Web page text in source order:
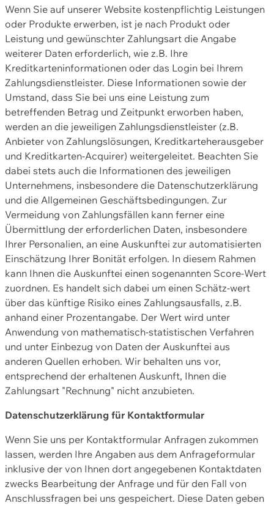
Wenn Sie auf unserer Website kostenpflichtig Leistungen
oder Produkte erwerben, ist je nach Produkt oder
Leistung und gewünschter Zahlungsart die Angabe
weiterer Daten erforderlich, wie z.B. Ihre
Kreditkarteninformationen oder das Login bei Ihrem
Zahlungsdienstleister. Diese Informationen sowie der
Umstand, dass Sie bei uns eine Leistung zum
betreffenden Betrag und Zeitpunkt erworben haben,
werden an die jeweiligen Zahlungsdienstleister (z.B.
Anbieter von Zahlungslösungen, Kreditkarteherausgeber
und Kreditkarten-Acquirer) weitergeleitet. Beachten Sie
dabei stets auch die Informationen des jeweiligen
Unternehmens, insbesondere die Datenschutzerklärung
und die Allgemeinen Geschäftsbedingungen. Zur
Vermeidung von Zahlungsfällen kann ferner eine
Übermittlung der erforderlichen Daten, insbesondere
Ihrer Personalien, an eine Auskunftei zur automatisierten
Einschätzung Ihrer Bonität erfolgen. In diesem Rahmen
kann Ihnen die Auskunftei einen sogenannten Score-Wert
zuordnen. Es handelt sich dabei um einen Schätz-wert
über das künftige Risiko eines Zahlungsausfalls, z.B.
anhand einer Prozentangabe. Der Wert wird unter
Anwendung von mathematisch-statistischen Verfahren
und unter Einbezug von Daten der Auskunftei aus
anderen Quellen erhoben. Wir behalten uns vor,
entsprechend der erhaltenen Auskunft, Ihnen die
Zahlungsart "Rechnung" nicht anzubieten.
Datenschutzerklärung für Kontaktformular
Wenn Sie uns per Kontaktformular Anfragen zukommen
lassen, werden Ihre Angaben aus dem Anfrageformular
inklusive der von Ihnen dort angegebenen Kontaktdaten
zwecks Bearbeitung der Anfrage und für den Fall von
Anschlussfragen bei uns gespeichert. Diese Daten geben